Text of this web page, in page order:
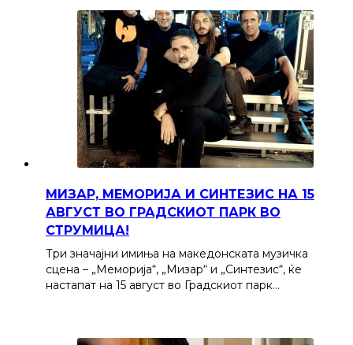
МИЗАР, МЕМОРИЈА И СИНТЕЗИС НА 15
АВГУСТ ВО ГРАДСКИОТ ПАРК ВО
СТРУМИЦА!
Три значајни имиња на македонската музичка
сцена – „Меморија“, „Мизар“ и „Синтезис“, ќе
настапат на 15 август во Градскиот парк…